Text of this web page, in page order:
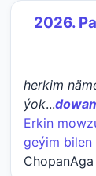
2026.
herkim
ýok...
Erkin
geýim bilen